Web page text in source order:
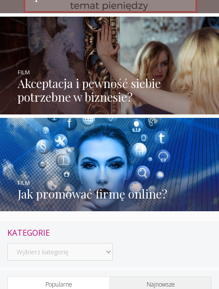
Akceptacja i pewność siebie
potrzebne w biznesie?
FILM
Jak promować firmę online?
FILM
KATEGORIE
Kategorie
Popularne Najnowsze